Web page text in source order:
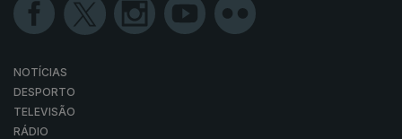
NOTÍCIAS
DESPORTO
TELEVISÃO
RÁDIO